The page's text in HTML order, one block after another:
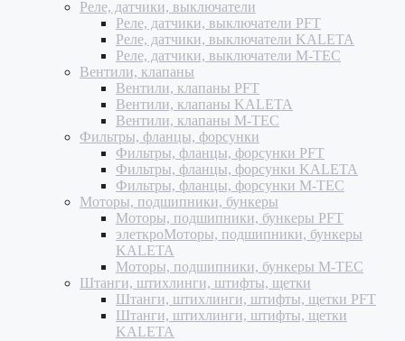
Реле, датчики, выключатели
Реле, датчики, выключатели PFT
Реле, датчики, выключатели KALETA
Реле, датчики, выключатели M-TEC
Вентили, клапаны
Вентили, клапаны PFT
Вентили, клапаны KALETA
Вентили, клапаны M-TEC
Фильтры, фланцы, форсунки
Фильтры, фланцы, форсунки PFT
Фильтры, фланцы, форсунки KALETA
Фильтры, фланцы, форсунки M-TEC
Моторы, подшипники, бункеры
Моторы, подшипники, бункеры PFT
элеткроМоторы, подшипники, бункеры
KALETA
Моторы, подшипники, бункеры M-TEC
Штанги, штихлинги, штифты, щетки
Штанги, штихлинги, штифты, щетки PFT
Штанги, штихлинги, штифты, щетки
KALETA